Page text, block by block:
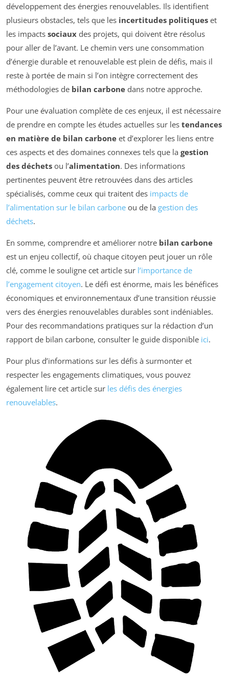
développement des énergies renouvelables. Ils identifient
plusieurs obstacles, tels que les incertitudes politiques et
les impacts sociaux des projets, qui doivent être résolus
pour aller de l’avant. Le chemin vers une consommation
d’énergie durable et renouvelable est plein de défis, mais il
reste à portée de main si l’on intègre correctement des
méthodologies de bilan carbone dans notre approche.
Pour une évaluation complète de ces enjeux, il est nécessaire
de prendre en compte les études actuelles sur les tendances
en matière de bilan carbone et d’explorer les liens entre
ces aspects et des domaines connexes tels que la gestion
des déchets ou l’alimentation. Des informations
pertinentes peuvent être retrouvées dans des articles
spécialisés, comme ceux qui traitent des impacts de
l’alimentation sur le bilan carbone ou de la gestion des
déchets.
En somme, comprendre et améliorer notre bilan carbone
est un enjeu collectif, où chaque citoyen peut jouer un rôle
clé, comme le souligne cet article sur l’importance de
l’engagement citoyen. Le défi est énorme, mais les bénéfices
économiques et environnementaux d’une transition réussie
vers des énergies renouvelables durables sont indéniables.
Pour des recommandations pratiques sur la rédaction d’un
rapport de bilan carbone, consulter le guide disponible ici.
Pour plus d’informations sur les défis à surmonter et
respecter les engagements climatiques, vous pouvez
également lire cet article sur les défis des énergies
renouvelables.